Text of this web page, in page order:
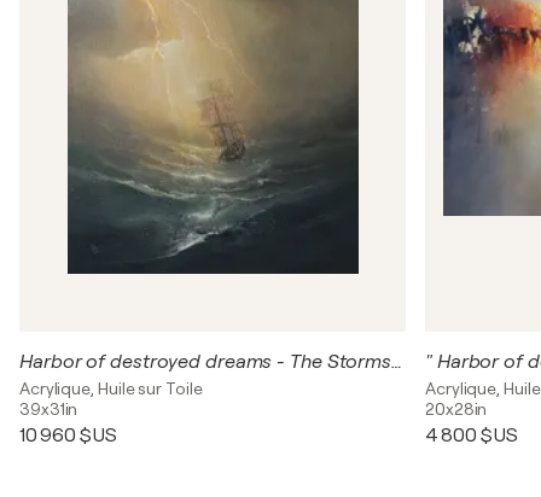
Harbor of destroyed dreams - The Storms of Life 3
Acrylique, Huile sur Toile
39x31in
10 960 $US
Acrylique,
20x28in
4 800 $US